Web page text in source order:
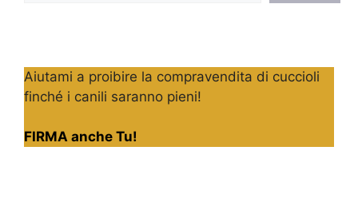
Aiutami a proibire la compravendita di cuccioli
finché i canili saranno pieni!
FIRMA anche Tu!